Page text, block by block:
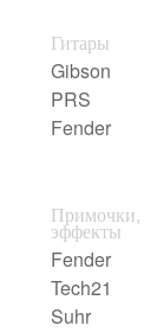
Гитары
Gibson
PRS
Fender
Примочки,
эффекты
Fender
Tech21
Suhr